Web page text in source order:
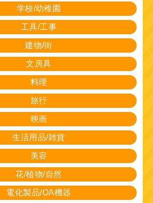
学校/幼稚園
工具/工事
建物/街
文房具
料理
旅行
映画
生活用品/雑貨
美容
花/植物/自然
電化製品/OA機器